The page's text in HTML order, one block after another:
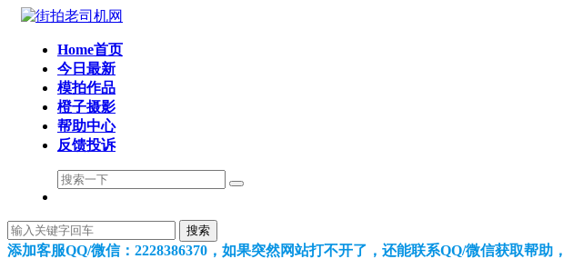
Home首页
今日最新
模拍作品
橙子摄影
帮助中心
反馈投诉
搜索
添加客服QQ/微信：2228386370，如果突然网站打不开了，还能联系QQ/微信获取帮助